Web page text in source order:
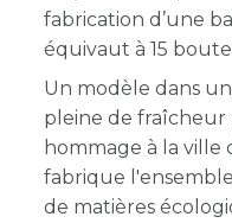
fabrication d’une
équivaut à 15
Un modèle dans
pleine de fraîcheur
hommage à la ville
fabrique
de matières